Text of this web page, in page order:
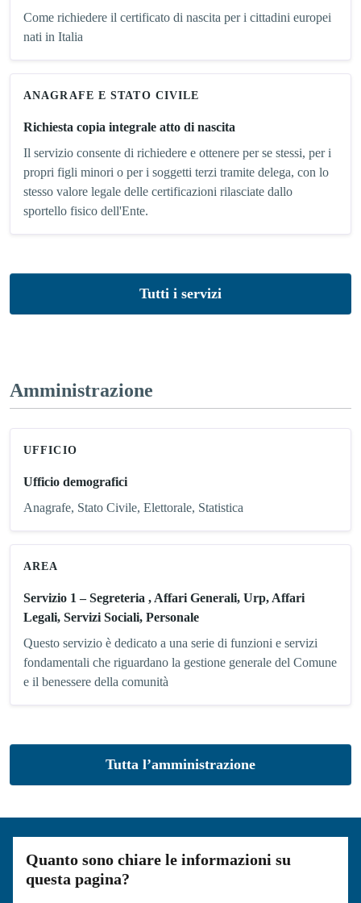
Come richiedere il certificato di nascita per i cittadini europei
nati in Italia
ANAGRAFE E STATO CIVILE
Richiesta copia integrale atto di nascita
Il servizio consente di richiedere e ottenere per se stessi, per i
propri figli minori o per i soggetti terzi tramite delega, con lo
stesso valore legale delle certificazioni rilasciate dallo
sportello fisico dell'Ente.
Tutti i servizi
Amministrazione
UFFICIO
Ufficio demografici
Anagrafe, Stato Civile, Elettorale, Statistica
AREA
Servizio 1 – Segreteria , Affari Generali, Urp, Affari
Legali, Servizi Sociali, Personale
Questo servizio è dedicato a una serie di funzioni e servizi
fondamentali che riguardano la gestione generale del Comune
e il benessere della comunità
Tutta l’amministrazione
Quanto sono chiare le informazioni su
questa pagina?